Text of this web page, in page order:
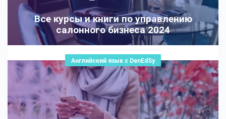
Все курсы и книги по управлению
салонного бизнеса 2024
Английский язык с DenEdSy